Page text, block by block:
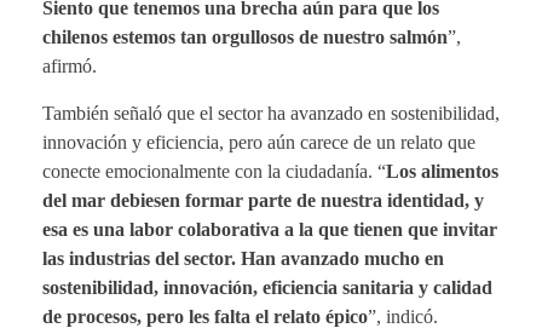
Siento que tenemos una brecha aún para que los
chilenos estemos tan orgullosos de nuestro salmón”,
afirmó.
También señaló que el sector ha avanzado en sostenibilidad,
innovación y eficiencia, pero aún carece de un relato que
conecte emocionalmente con la ciudadanía. “Los alimentos
del mar debiesen formar parte de nuestra identidad, y
esa es una labor colaborativa a la que tienen que invitar
las industrias del sector. Han avanzado mucho en
sostenibilidad, innovación, eficiencia sanitaria y calidad
de procesos, pero les falta el relato épico”, indicó.